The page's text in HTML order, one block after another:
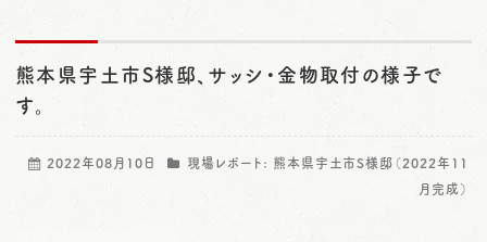
熊本県宇土市S様邸、サッシ・金物取付の様子で
す。
2022年08月10日 現場レポート: 熊本県宇土市S様邸（2022年11
月完成）
g
o